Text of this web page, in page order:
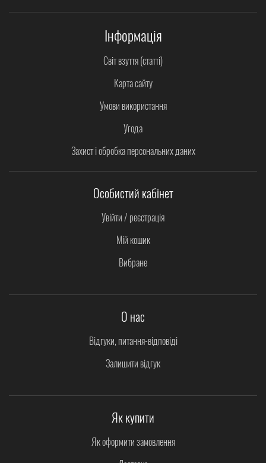
Інформація
Світ взуття (статті)
Карта сайту
Умови використання
Угода
Захист і обробка персональних даних
Особистий кабінет
Увійти / реєстрація
Мій кошик
Вибране
О нас
Відгуки, питання-відповіді
Залишити відгук
Як купити
Як оформити замовлення